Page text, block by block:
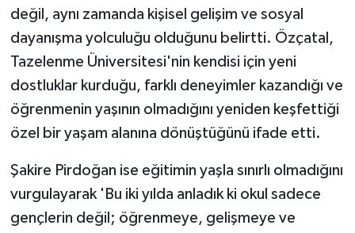
değil, aynı zamanda kişisel gelişim ve sosyal
dayanışma yolculuğu olduğunu belirtti. Özçatal,
Tazelenme Üniversitesi'nin kendisi için yeni
dostluklar kurduğu, farklı deneyimler kazandığı ve
öğrenmenin yaşının olmadığını yeniden keşfettiği
özel bir yaşam alanına dönüştüğünü ifade etti.
Şakire Pirdoğan ise eğitimin yaşla sınırlı olmadığını
vurgulayarak 'Bu iki yılda anladık ki okul sadece
gençlerin değil; öğrenmeye, gelişmeye ve